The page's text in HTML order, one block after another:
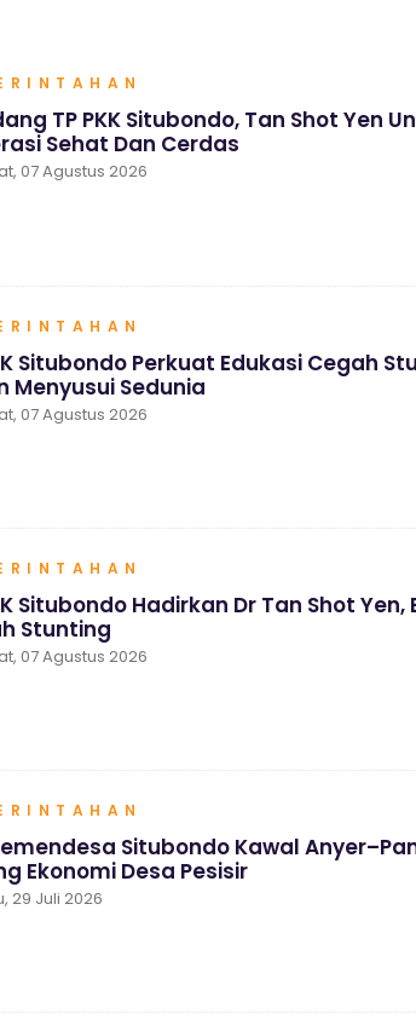
TP PKK Situbondo, Tan Shot Yen
Sehat Dan Cerdas
07 Agustus 2026
Situbondo Perkuat Edukasi Cegah
Menyusui Sedunia
07 Agustus 2026
Situbondo Hadirkan Dr Tan Shot Yen,
Stunting
07 Agustus 2026
Situbondo Kawal
Ekonomi Desa Pesisir
29 Juli 2026